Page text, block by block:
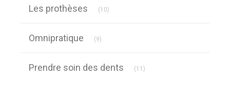
Les prothèses (10)
Omnipratique (9)
Prendre soin des dents (11)